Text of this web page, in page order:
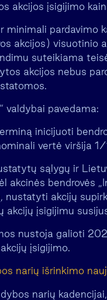
akcijos įsigijimo
minimali pardavimo
akcijos) visuotinio
suteikiama
akcijos nebus
valdybai pavedama:
inicijuoti
vertė viršija
sąlygų ir
akcinės bendrovės
nustatyti akcijų
įsigijimu
nustoja galioti
įsigijimo.
narių išrinkimo
narių